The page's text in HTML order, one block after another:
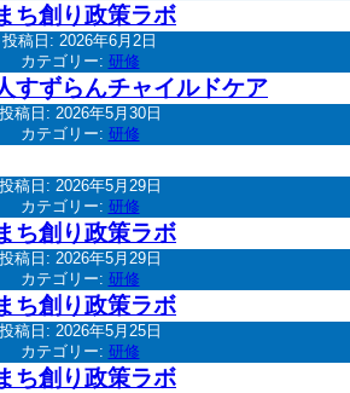
ち創り政策ラボ
投稿日: 2026年6月2日
カテゴリー: 研修
すずらんチャイルドケア
投稿日: 2026年5月30日
カテゴリー: 研修
投稿日: 2026年5月29日
カテゴリー: 研修
ち創り政策ラボ
投稿日: 2026年5月29日
カテゴリー: 研修
ち創り政策ラボ
投稿日: 2026年5月25日
カテゴリー: 研修
ち創り政策ラボ